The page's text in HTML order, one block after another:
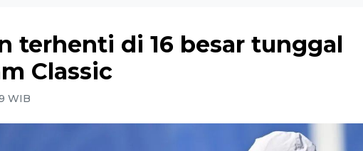
terhenti di 16 besar tunggal
Classic
WIB